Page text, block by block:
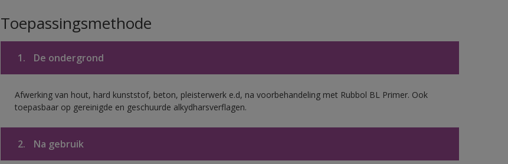
Toepassingsmethode
1. De ondergrond
Afwerking van hout, hard kunststof, beton, pleisterwerk e.d, na voorbehandeling met Rubbol BL Primer. Ook
toepasbaar op gereinigde en geschuurde alkydharsverflagen.
2. Na gebruik